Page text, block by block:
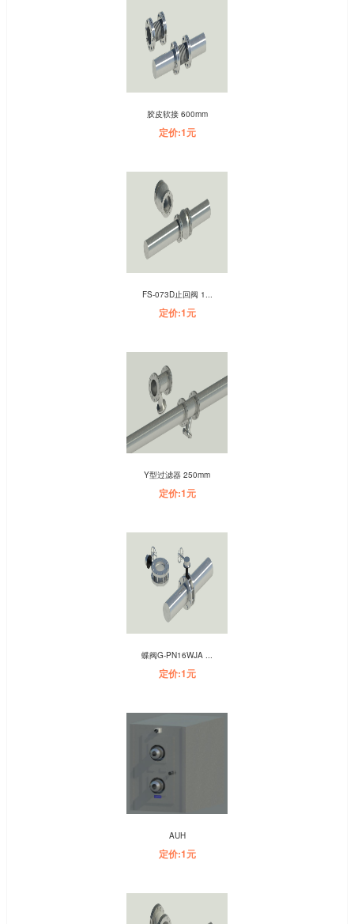
胶皮软接 600mm
定价:1元
FS-073D止回阀 1...
定价:1元
Y型过滤器 250mm
定价:1元
蝶阀G-PN16WJA ...
定价:1元
AUH
定价:1元